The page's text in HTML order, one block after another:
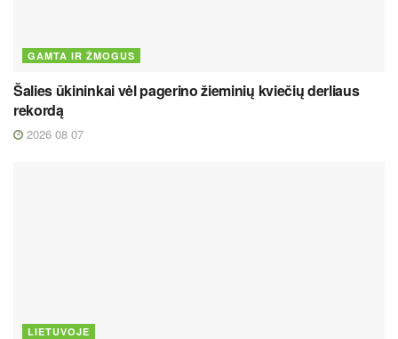
GAMTA IR ŽMOGUS
Šalies ūkininkai vėl pagerino žieminių kviečių derliaus
rekordą
2026 08 07
LIETUVOJE